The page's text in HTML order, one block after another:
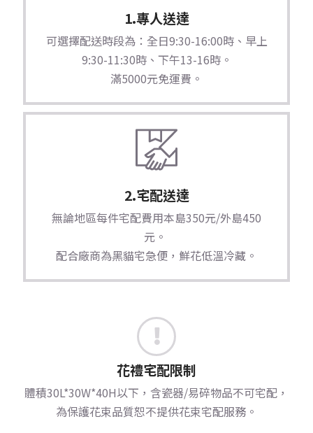
1.專人送達
可選擇配送時段為：全日9:30-16:00時、早上
9:30-11:30時、下午13-16時。
滿5000元免運費。
2.宅配送達
無論地區每件宅配費用本島350元/外島450
元。
配合廠商為黑貓宅急便，鮮花低溫冷藏。
花禮宅配限制
體積30L*30W*40H以下，含瓷器/易碎物品不可宅配，
為保護花束品質恕不提供花束宅配服務。